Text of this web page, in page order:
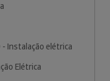
Instalação elétrica
Elétrica